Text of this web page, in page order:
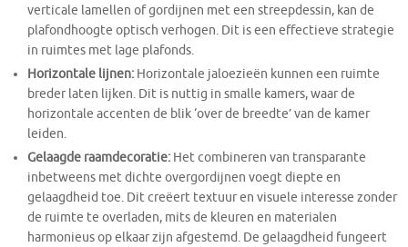
verticale lamellen of gordijnen met een streepdessin, kan de
plafondhoogte optisch verhogen. Dit is een effectieve strategie
in ruimtes met lage plafonds.
Horizontale lijnen: Horizontale jaloezieën kunnen een ruimte
breder laten lijken. Dit is nuttig in smalle kamers, waar de
horizontale accenten de blik ‘over de breedte’ van de kamer
leiden.
Gelaagde raamdecoratie: Het combineren van transparante
inbetweens met dichte overgordijnen voegt diepte en
gelaagdheid toe. Dit creëert textuur en visuele interesse zonder
de ruimte te overladen, mits de kleuren en materialen
harmonieus op elkaar zijn afgestemd. De gelaagdheid fungeert